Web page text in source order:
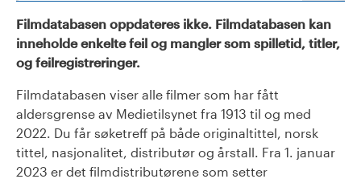
Filmdatabasen oppdateres ikke. Filmdatabasen kan
inneholde enkelte feil og mangler som spilletid, titler,
og feilregistreringer.
Filmdatabasen viser alle filmer som har fått
aldersgrense av Medietilsynet fra 1913 til og med
2022. Du får søketreff på både originaltittel, norsk
tittel, nasjonalitet, distributør og årstall. Fra 1. januar
2023 er det filmdistributørene som setter